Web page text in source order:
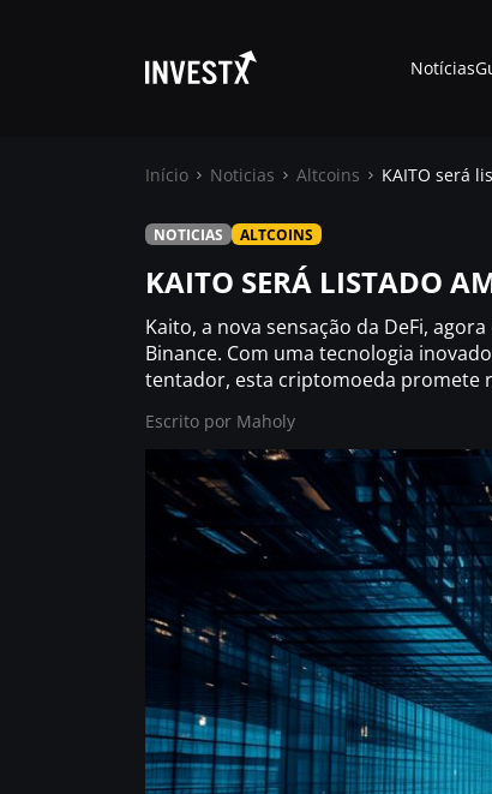
Notícias
Guias
Trading
Onde comprar ?
Casino
Notícias
Início Noticias Altcoins KAITO será
NOTICIAS ALTCOINS
KAITO SERÁ LISTADO
Kaito, a nova sensação da DeFi,
Binance. Com uma tecnologia
tentador, esta criptomoeda promete
Escrito por Maholy